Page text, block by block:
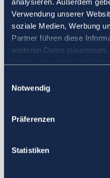
analysieren. Außerdem
Verwendung unserer
soziale Medien, Werbung
Partner führen diese
weiteren Daten
Notwendig
Präferenzen
Statistiken